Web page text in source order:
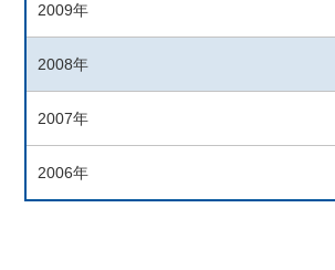
2009年
2008年
2007年
2006年